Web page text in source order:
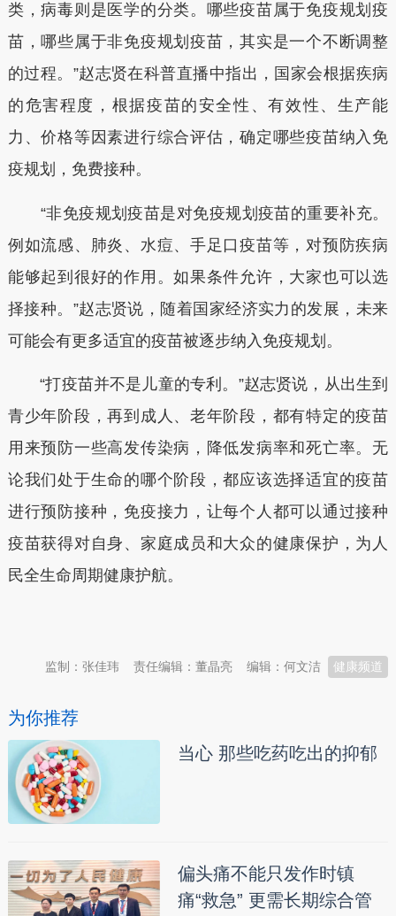
类，病毒则是医学的分类。哪些疫苗属于免疫规划疫
苗，哪些属于非免疫规划疫苗，其实是一个不断调整
的过程。”赵志贤在科普直播中指出，国家会根据疾病
的危害程度，根据疫苗的安全性、有效性、生产能
力、价格等因素进行综合评估，确定哪些疫苗纳入免
疫规划，免费接种。
“非免疫规划疫苗是对免疫规划疫苗的重要补充。
例如流感、肺炎、水痘、手足口疫苗等，对预防疾病
能够起到很好的作用。如果条件允许，大家也可以选
择接种。”赵志贤说，随着国家经济实力的发展，未来
可能会有更多适宜的疫苗被逐步纳入免疫规划。
“打疫苗并不是儿童的专利。”赵志贤说，从出生到
青少年阶段，再到成人、老年阶段，都有特定的疫苗
用来预防一些高发传染病，降低发病率和死亡率。无
论我们处于生命的哪个阶段，都应该选择适宜的疫苗
进行预防接种，免疫接力，让每个人都可以通过接种
疫苗获得对自身、家庭成员和大众的健康保护，为人
民全生命周期健康护航。
健康频道
编辑：何文洁
责任编辑：董晶亮
监制：张佳玮
为你推荐
当心 那些吃药吃出的抑郁
偏头痛不能只发作时镇
痛“救急” 更需长期综合管